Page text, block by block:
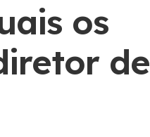
os
de